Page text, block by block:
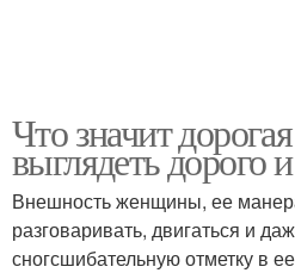
Что значит
выглядеть дорого
Внешность женщины, ее
разговаривать, двигаться и
сногсшибательную отметку в